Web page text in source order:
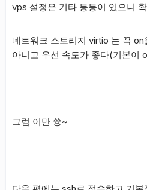
vps 설정은 기타 등등이 있으니
네트워크 스토리지 virtio 는 꼭
아니고 우선 속도가 좋다(기본이
그럼 이만 쓩~